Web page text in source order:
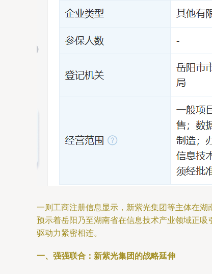
一则工商注册信息显示，新紫光集团等主体在
预示着岳阳乃至湖南省在信息技术产业领域正
驱动力紧密相连。
一、强强联合：新紫光集团的战略延伸